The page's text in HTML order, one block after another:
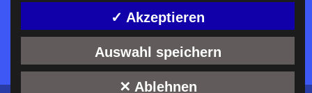
✓ Akzeptieren
Auswahl speichern
✕ Ablehnen